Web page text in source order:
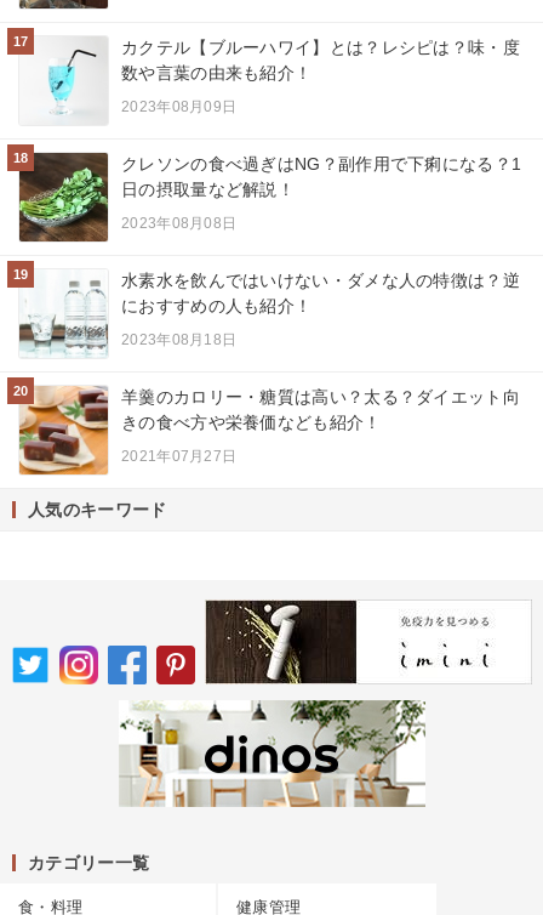
17
カクテル【ブルーハワイ】とは？レシピは？味・度
数や言葉の由来も紹介！
2023年08月09日
18
クレソンの食べ過ぎはNG？副作用で下痢になる？1
日の摂取量など解説！
2023年08月08日
19
水素水を飲んではいけない・ダメな人の特徴は？逆
におすすめの人も紹介！
2023年08月18日
20
羊羹のカロリー・糖質は高い？太る？ダイエット向
きの食べ方や栄養価なども紹介！
2021年07月27日
人気のキーワード
カテゴリー一覧
食・料理 健康管理